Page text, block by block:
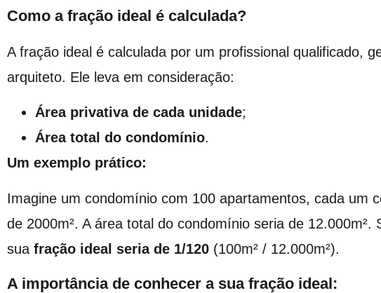
Como a fração ideal é calculada?
A fração ideal é calculada por um profissional qualificado,
arquiteto. Ele leva em consideração:
Área privativa de cada unidade;
Área total do condomínio.
Um exemplo prático:
Imagine um condomínio com 100 apartamentos, cada um
de 2000m². A área total do condomínio seria de 12.000m².
sua fração ideal seria de 1/120 (100m² / 12.000m²).
A importância de conhecer a sua fração ideal: